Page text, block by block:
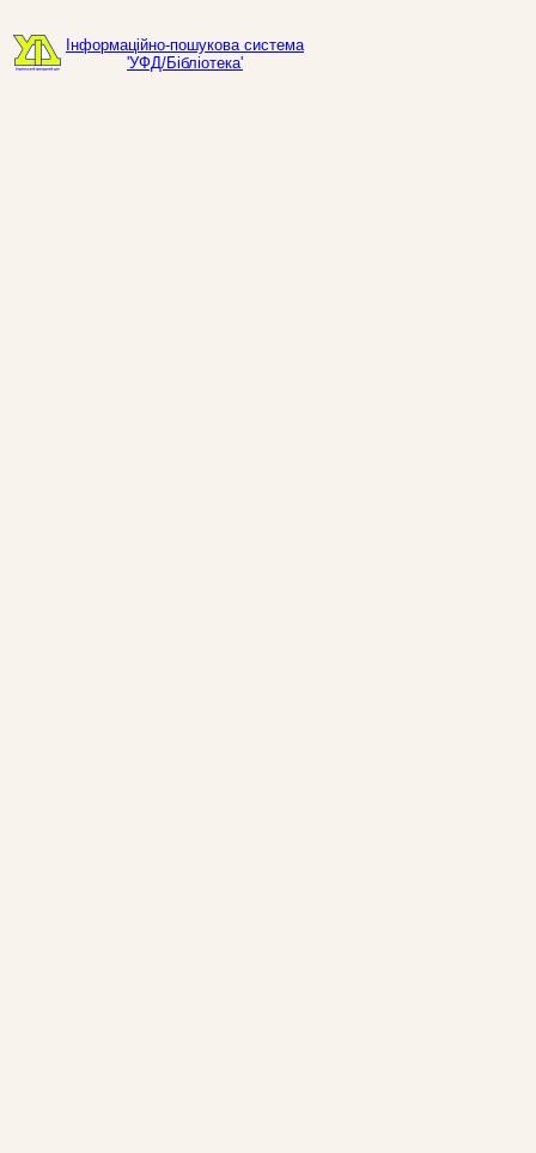
Інформаційно-пошукова система
'УФД/Бібліотека'